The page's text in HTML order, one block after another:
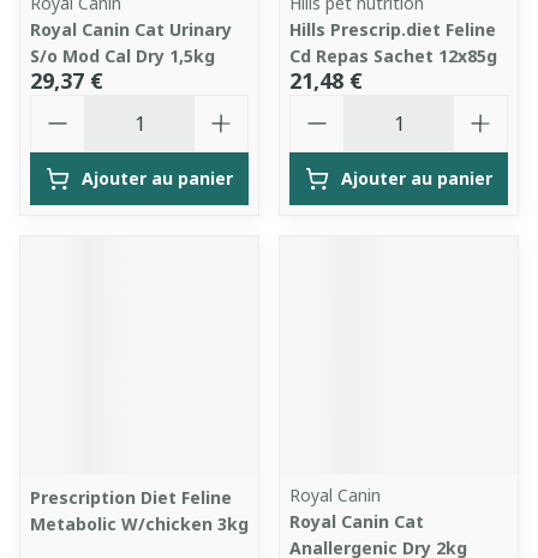
Royal Canin Cat Urinary
S/o Mod Cal Dry 1,5kg
29,37 €
Ajouter au panier
Hills Prescrip.diet Feline
Cd Repas Sachet 12x85g
21,48 €
Ajouter au panier
Prescription Diet Feline
Metabolic W/chicken 3kg
Royal Canin
Royal Canin Cat
Anallergenic Dry 2kg